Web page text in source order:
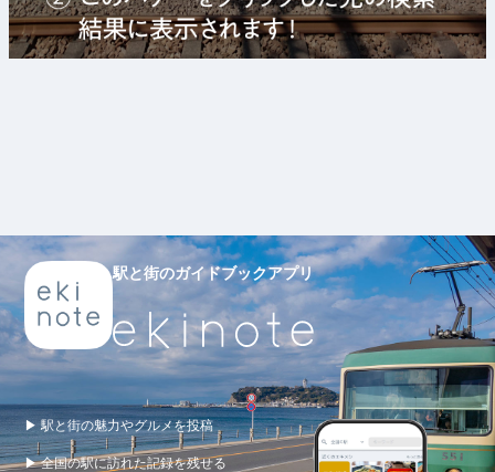
駅と街のガイドブックアプリ
▶ 駅と街の魅力やグルメを投稿
▶ 全国の駅に訪れた記録を残せる